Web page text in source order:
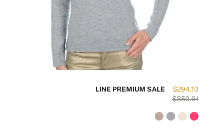
$294.10
$350.61
LINE PREMIUM SALE